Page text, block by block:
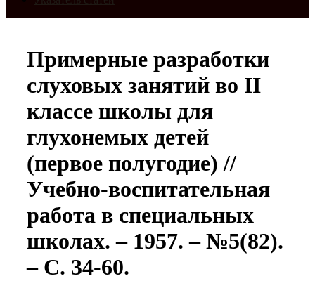
Примерные разработки
слуховых занятий во II
классе школы для
глухонемых детей
(первое полугодие) //
Учебно-воспитательная
работа в специальных
школах. – 1957. – №5(82).
– С. 34-60.